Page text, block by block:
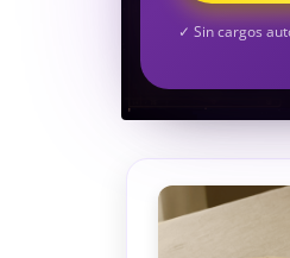
✓ Sin cargos